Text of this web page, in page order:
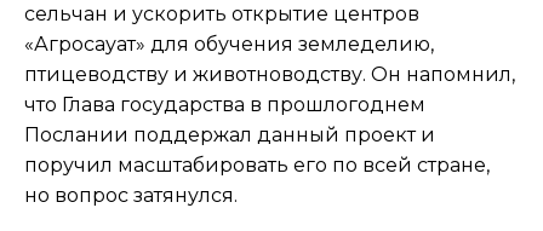
сельчан и ускорить открытие центров
«Агросауат» для обучения земледелию,
птицеводству и животноводству. Он напомнил,
что Глава государства в прошлогоднем
Послании поддержал данный проект и
поручил масштабировать его по всей стране,
но вопрос затянулся.